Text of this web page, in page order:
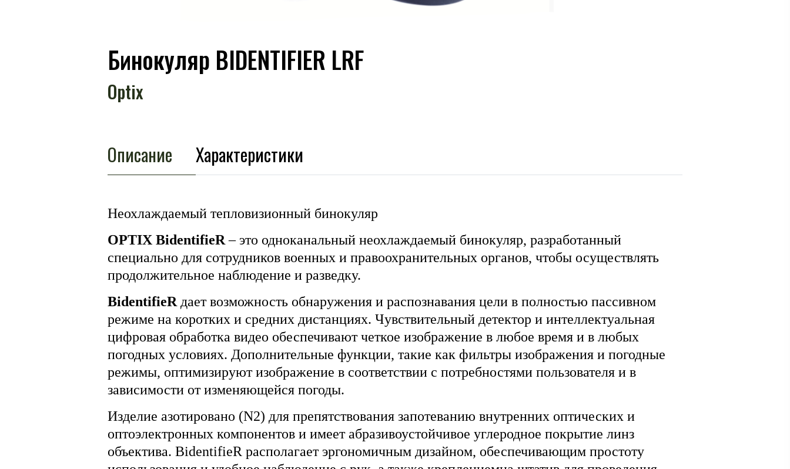
Бинокуляр BIDENTIFIER LRF
Optix
Описание Характеристики
Неохлаждаемый тепловизионный бинокуляр
OPTIX BidentifieR – это одноканальный неохлаждаемый бинокуляр, разработанный
специально для сотрудников военных и правоохранительных органов, чтобы осуществлять
продолжительное наблюдение и разведку.
BidentifieR дает возможность обнаружения и распознавания цели в полностью пассивном
режиме на коротких и средних дистанциях. Чувствительный детектор и интеллектуальная
цифровая обработка видео обеспечивают четкое изображение в любое время и в любых
погодных условиях. Дополнительные функции, такие как фильтры изображения и погодные
режимы, оптимизируют изображение в соответствии с потребностями пользователя и в
зависимости от изменяющейся погоды.
Изделие азотировано (N2) для препятствования запотеванию внутренних оптических и
оптоэлектронных компонентов и имеет абразивоустойчивое углеродное покрытие линз
объектива. BidentifieR располагает эргономичным дизайном, обеспечивающим простоту